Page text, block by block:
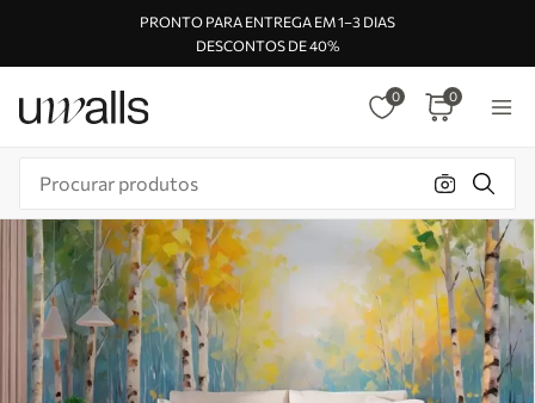
PRONTO PARA ENTREGA EM 1–3 DIAS
DESCONTOS DE 40%
0 0